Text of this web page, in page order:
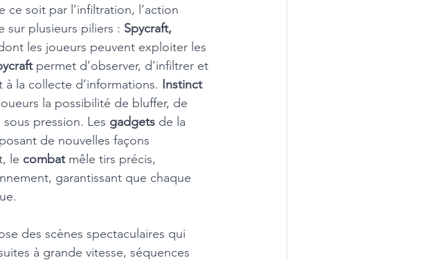
ce soit par l’infiltration, l’action
sur plusieurs piliers : Spycraft,
les joueurs peuvent exploiter les
permet d’observer, d’infiltrer et
la collecte d’informations. Instinct
la possibilité de bluffer, de
pression. Les gadgets de la
de nouvelles façons
le combat mêle tirs précis,
garantissant que chaque
des scènes spectaculaires qui
à grande vitesse, séquences